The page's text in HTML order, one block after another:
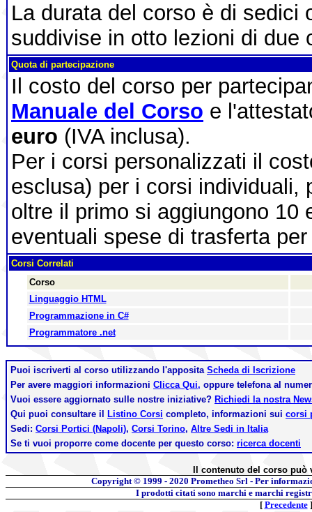
La durata del corso è di sedici
suddivise in otto lezioni di due
Quota di partecipazione
Il costo del corso per
Manuale del Corso e
euro (IVA inclusa).
Per i corsi personalizzati il
esclusa) per i corsi individuali,
oltre il primo si aggiungono 10
eventuali spese di trasferta
Corsi Correlati
Corso
Linguaggio HTML
Programmazione in C#
Programmatore .net
Puoi iscriverti al corso utilizzando l'apposita Scheda di Iscrizione
Per avere maggiori informazioni Clicca Qui, oppure telefona al
Vuoi essere aggiornato sulle nostre iniziative? Richiedi la nostra
Qui puoi consultare il
Listino Corsi completo, informazioni sui corsi
Sedi: Corsi Portici (Napoli), Corsi Torino, Altre Sedi in Italia
Se ti vuoi proporre come docente per questo corso: ricerca docenti
Il contenuto del corso
Copyright © 1999 - 2020 Prometheo Srl - Per
I prodotti citati sono marchi e marchi
[ Precedente]